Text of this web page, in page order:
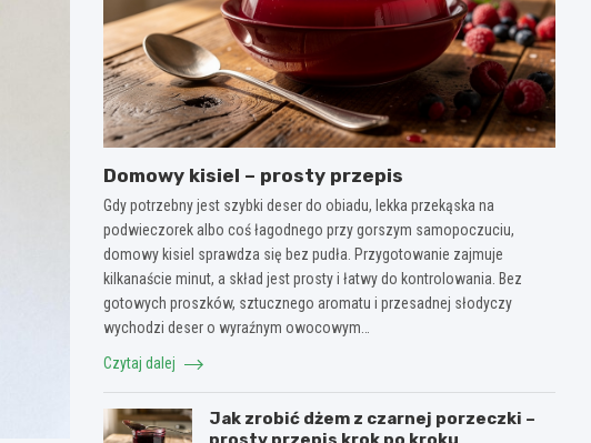
Domowy kisiel – prosty przepis
Gdy potrzebny jest szybki deser do obiadu, lekka przekąska na
podwieczorek albo coś łagodnego przy gorszym samopoczuciu,
domowy kisiel sprawdza się bez pudła. Przygotowanie zajmuje
kilkanaście minut, a skład jest prosty i łatwy do kontrolowania. Bez
gotowych proszków, sztucznego aromatu i przesadnej słodyczy
wychodzi deser o wyraźnym owocowym…
Czytaj dalej
Jak zrobić dżem z czarnej porzeczki –